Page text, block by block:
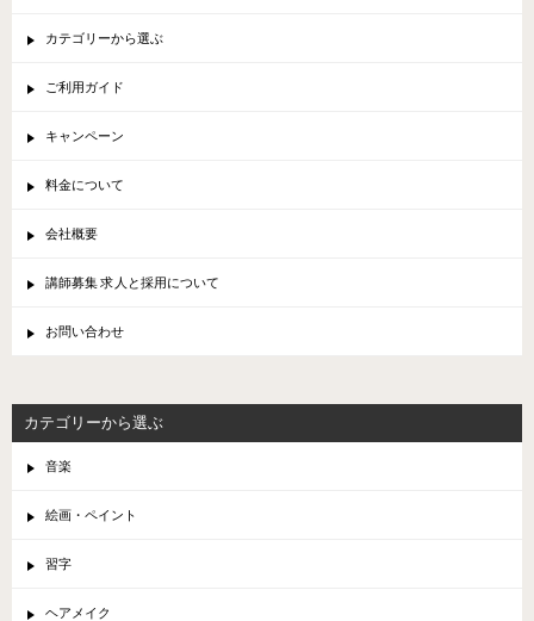
カテゴリーから選ぶ
ご利用ガイド
キャンペーン
料金について
会社概要
講師募集 求人と採用について
お問い合わせ
カテゴリーから選ぶ
音楽
絵画・ペイント
習字
ヘアメイク